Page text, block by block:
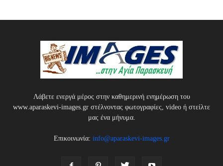
Λάβετε ενεργά μέρος στην καθημερινή ενημέρωση του
www.aparaskevi-images.gr στέλνοντας φωτογραφίες, video ή στείλτε
μας ένα μήνυμα.
Επικοινωνία: info@aparaskevi-images.gr